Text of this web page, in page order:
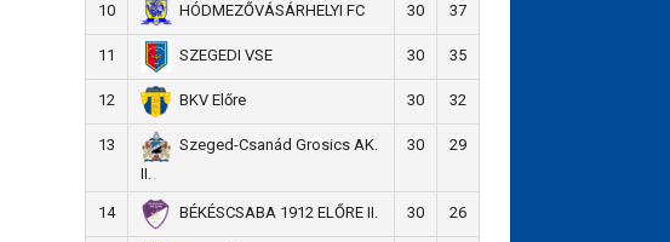
10 HÓDMEZŐVÁSÁRHELYI FC 30 37
11 SZEGEDI VSE 30 35
12 BKV Előre 30 32
13
Szeged-Csanád Grosics AK.
II.
30 29
14 BÉKÉSCSABA 1912 ELŐRE II. 30 26